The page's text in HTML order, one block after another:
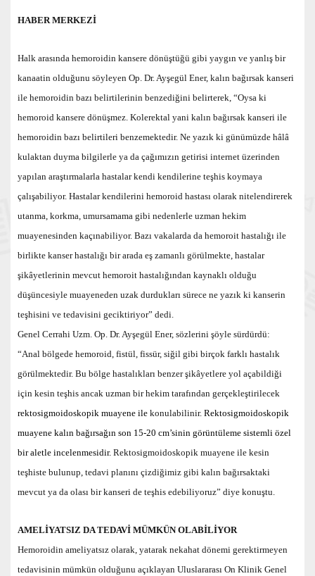
HABER MERKEZİ
Halk arasında hemoroidin kansere dönüştüğü gibi yaygın ve yanlış bir
kanaatin olduğunu söyleyen Op. Dr. Ayşegül Ener, kalın bağırsak kanseri
ile hemoroidin bazı belirtilerinin benzediğini belirterek, “Oysa ki
hemoroid kansere dönüşmez. Kolerektal yani kalın bağırsak kanseri ile
hemoroidin bazı belirtileri benzemektedir. Ne yazık ki günümüzde hâlâ
kulaktan duyma bilgilerle ya da çağımızın getirisi internet üzerinden
yapılan araştırmalarla hastalar kendi kendilerine teşhis koymaya
çalışabiliyor. Hastalar kendilerini hemoroid hastası olarak nitelendirerek
utanma, korkma, umursamama gibi nedenlerle uzman hekim
muayenesinden kaçınabiliyor. Bazı vakalarda da hemoroit hastalığı ile
birlikte kanser hastalığı bir arada eş zamanlı görülmekte, hastalar
şikâyetlerinin mevcut hemoroit hastalığından kaynaklı olduğu
düşüncesiyle muayeneden uzak durdukları sürece ne yazık ki kanserin
teşhisini ve tedavisini geciktiriyor” dedi.
Genel Cerrahi Uzm. Op. Dr. Ayşegül Ener, sözlerini şöyle sürdürdü:
“Anal bölgede hemoroid, fistül, fissür, siğil gibi birçok farklı hastalık
görülmektedir. Bu bölge hastalıkları benzer şikâyetlere yol açabildiği
için kesin teşhis ancak uzman bir hekim tarafından gerçekleştirilecek
rektosigmoidoskopik muayene ile konulabilinir. Rektosigmoidoskopik
muayene kalın bağırsağın son 15-20 cm’sinin görüntüleme sistemli özel
bir aletle incelenmesidir. Rektosigmoidoskopik muayene ile kesin
teşhiste bulunup, tedavi planını çizdiğimiz gibi kalın bağırsaktaki
mevcut ya da olası bir kanseri de teşhis edebiliyoruz” diye konuştu.
AMELİYATSIZ DA TEDAVİ MÜMKÜN OLABİLİYOR
Hemoroidin ameliyatsız olarak, yatarak nekahat dönemi gerektirmeyen
tedavisinin mümkün olduğunu açıklayan Uluslararası On Klinik Genel